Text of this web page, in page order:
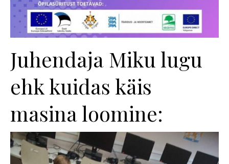
Juhendaja Miku lugu
ehk kuidas käis
masina loomine: